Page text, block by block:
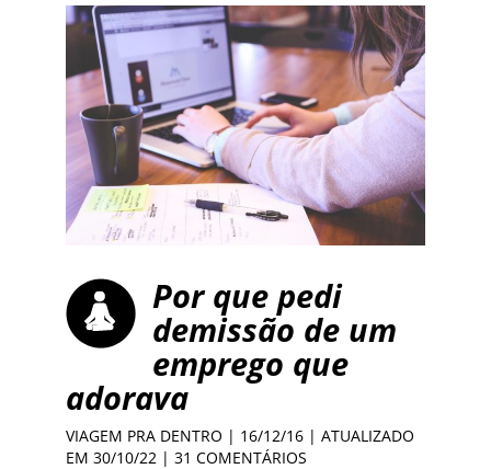
Por que pedi
demissão de um
emprego que
adorava
VIAGEM PRA DENTRO | 16/12/16 | ATUALIZADO
EM 30/10/22 | 31 COMENTÁRIOS